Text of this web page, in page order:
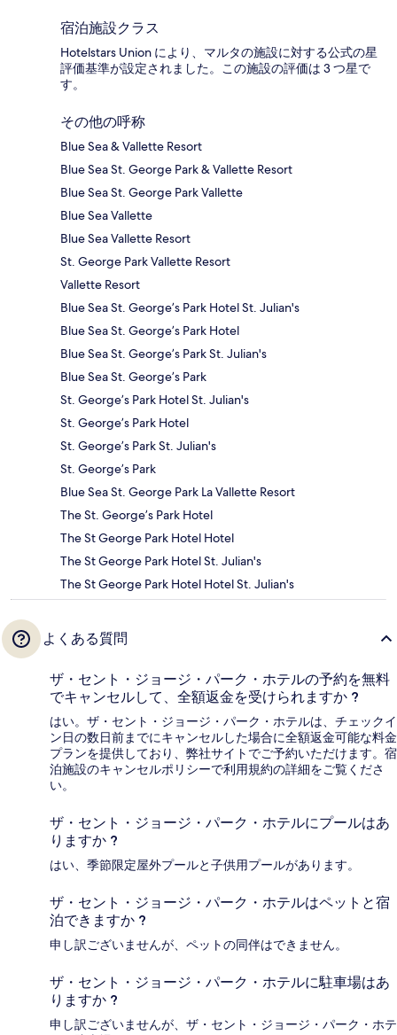
宿泊施設クラス
Hotelstars Union により、マルタの施設に対する公式の星
評価基準が設定されました。この施設の評価は 3 つ星で
す。
その他の呼称
Blue Sea & Vallette Resort
Blue Sea St. George Park & Vallette Resort
Blue Sea St. George Park Vallette
Blue Sea Vallette
Blue Sea Vallette Resort
St. George Park Vallette Resort
Vallette Resort
Blue Sea St. George’s Park Hotel St. Julian's
Blue Sea St. George’s Park Hotel
Blue Sea St. George’s Park St. Julian's
Blue Sea St. George’s Park
St. George’s Park Hotel St. Julian's
St. George’s Park Hotel
St. George’s Park St. Julian's
St. George’s Park
Blue Sea St. George Park La Vallette Resort
The St. George’s Park Hotel
The St George Park Hotel Hotel
The St George Park Hotel St. Julian's
The St George Park Hotel Hotel St. Julian's
よくある質問
ザ・セント・ジョージ・パーク・ホテルの予約を無料
でキャンセルして、全額返金を受けられますか ?
はい。ザ・セント・ジョージ・パーク・ホテルは、チェックイ
ン日の数日前までにキャンセルした場合に全額返金可能な料金
プランを提供しており、弊社サイトでご予約いただけます。宿
泊施設のキャンセルポリシーで利用規約の詳細をご覧くださ
い。
ザ・セント・ジョージ・パーク・ホテルにプールはあ
りますか ?
はい、季節限定屋外プールと子供用プールがあります。
ザ・セント・ジョージ・パーク・ホテルはペットと宿
泊できますか ?
申し訳ございませんが、ペットの同伴はできません。
ザ・セント・ジョージ・パーク・ホテルに駐車場はあ
りますか ?
申し訳ございませんが、ザ・セント・ジョージ・パーク・ホテ